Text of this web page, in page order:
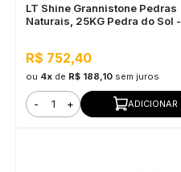
LT Shine Grannistone Pedras
Naturais, 25KG Pedra do Sol -
R$ 752,40
ou 4x de R$ 188,10 sem juros
- + ADICIONAR